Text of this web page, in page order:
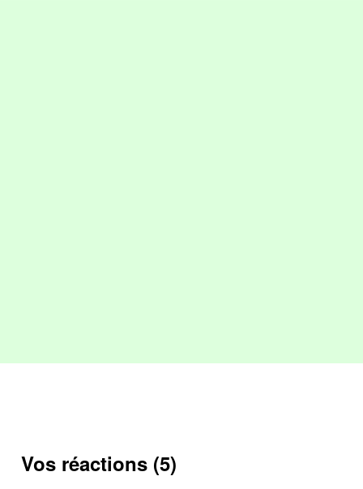
Vos réactions (5)